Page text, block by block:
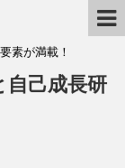
素が満載！
己成長研